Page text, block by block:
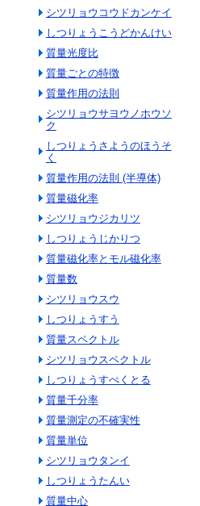
シツリョウコウドカンケイ
しつりょうこうどかんけい
質量光度比
質量ごとの特徴
質量作用の法則
シツリョウサヨウノホウソ
ク
しつりょうさようのほうそ
く
質量作用の法則 (半導体)
質量磁化率
シツリョウジカリツ
しつりょうじかりつ
質量磁化率とモル磁化率
質量数
シツリョウスウ
しつりょうすう
質量スペクトル
シツリョウスペクトル
しつりょうすぺくとる
質量千分率
質量測定の不確実性
質量単位
シツリョウタンイ
しつりょうたんい
質量中心